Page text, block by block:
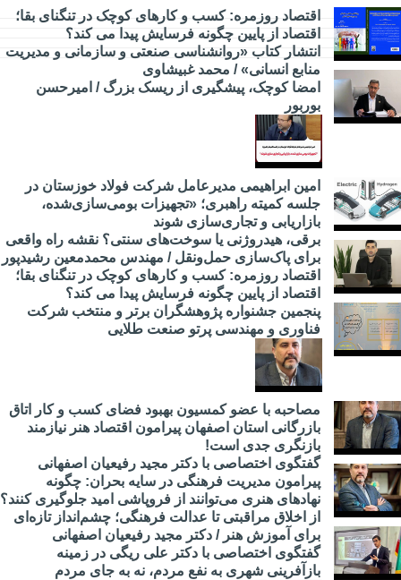
اقتصاد روزمره: کسب‌ و کارهای کوچک در تنگنای بقا؛
اقتصاد از پایین چگونه فرسایش پیدا می کند؟
انتشار کتاب «روانشناسی صنعتی و سازمانی و مدیریت
منابع انسانی» / محمد غبیشاوی
امضا کوچک، پیشگیری از ریسک بزرگ / امیرحسن
بوربور
امین ابراهیمی مدیرعامل شرکت فولاد خوزستان در
جلسه کمیته راهبری؛ «تجهیزات بومی‌سازی‌شده،
بازاریابی و تجاری‌سازی شوند
برقی، هیدروژنی یا سوخت‌های سنتی؟ نقشه راه واقعی
برای پاک‌سازی حمل‌ونقل / مهندس محمدمعین رشیدپور
اقتصاد روزمره: کسب‌ و کارهای کوچک در تنگنای بقا؛
اقتصاد از پایین چگونه فرسایش پیدا می کند؟
پنجمین جشنواره پژوهشگران برتر و منتخب شرکت
فناوری و مهندسی پرتو صنعت طلایی
مصاحبه با عضو کمسیون بهبود فضای کسب و کار اتاق
بازرگانی استان اصفهان پیرامون اقتصاد هنر نیازمند
بازنگری جدی است!
گفتگوی اختصاصی با دکتر مجید رفیعیان اصفهانی
پیرامون مدیریت فرهنگی در سایه بحران: چگونه
نهادهای هنری می‌توانند از فروپاشی امید جلوگیری کنند؟
از اخلاق مراقبتی تا عدالت فرهنگی؛ چشم‌انداز تازه‌ای
برای آموزش هنر / دکتر مجید رفیعیان اصفهانی
جامعه
گفتگوی اختصاصی با دکتر علی ریگی در زمینه
بازآفرینی شهری به نفع مردم، نه به جای مردم